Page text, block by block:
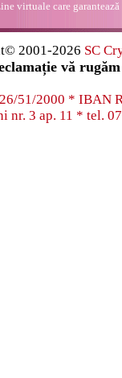
virtuale care
2001-2026 SC
vă
51/2000 * IBAN
nr. 3 ap. 11 * tel.